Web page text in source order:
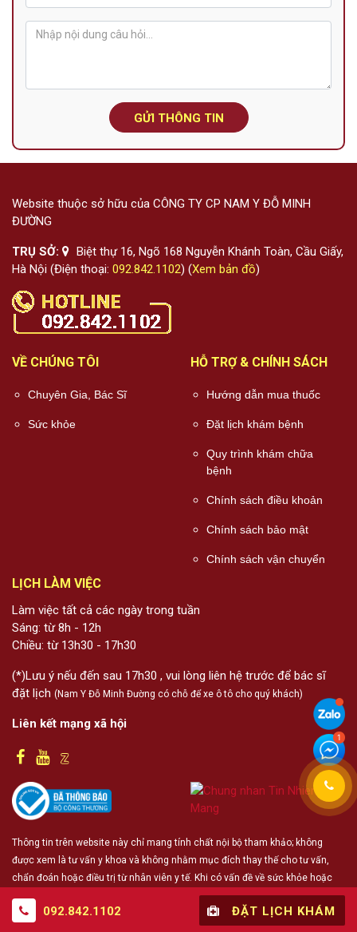
GỬI THÔNG TIN
Website thuộc sở hữu của CÔNG TY CP NAM Y ĐỖ MINH
ĐƯỜNG
TRỤ SỞ:
Biệt thự 16, Ngõ 168 Nguyễn Khánh Toàn, Cầu Giấy,
Hà Nội (Điện thoại: 092.842.1102) (Xem bản đồ)
VỀ CHÚNG TÔI
Chuyên Gia, Bác Sĩ
Sức khỏe
HỖ TRỢ & CHÍNH SÁCH
Hướng dẫn mua thuốc
Đặt lịch khám bệnh
Quy trình khám chữa
bệnh
Chính sách điều khoản
Chính sách bảo mật
Chính sách vận chuyển
LỊCH LÀM VIỆC
Làm việc tất cả các ngày trong tuần
Sáng: từ 8h - 12h
Chiều: từ 13h30 - 17h30
(*)Lưu ý nếu đến sau 17h30 , vui lòng liên hệ trước để bác sĩ
đặt lịch (Nam Y Đỗ Minh Đường có chỗ để xe ô tô cho quý khách)
Liên kết mạng xã hội
Thông tin trên website này chỉ mang tính chất nội bộ tham khảo; không
được xem là tư vấn y khoa và không nhằm mục đích thay thế cho tư vấn,
chẩn đoán hoặc điều trị từ nhân viên y tế. Khi có vấn đề về sức khỏe hoặc
cần hỗ trợ cấp cứu người đọc cần liên hệ bác sĩ và cơ sở y tế gần nhất
092.842.1102 ĐẶT LỊCH KHÁM